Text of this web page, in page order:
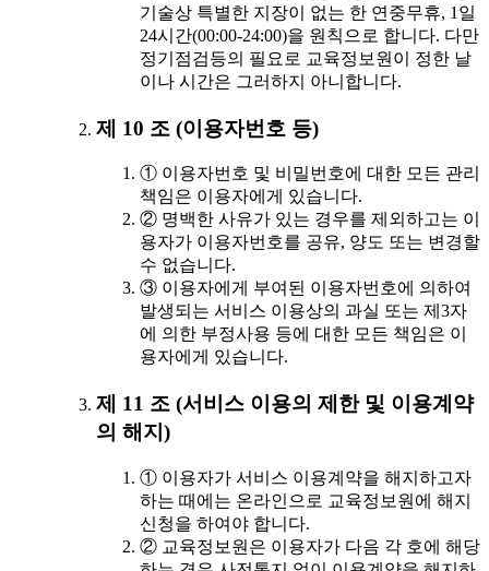
기술상 특별한 지장이 없는 한 연중무휴, 1일
24시간(00:00-24:00)을 원칙으로 합니다. 다만
정기점검등의 필요로 교육정보원이 정한 날
이나 시간은 그러하지 아니합니다.
제 10 조 (이용자번호 등)
① 이용자번호 및 비밀번호에 대한 모든 관리
책임은 이용자에게 있습니다.
② 명백한 사유가 있는 경우를 제외하고는 이
용자가 이용자번호를 공유, 양도 또는 변경할
수 없습니다.
③ 이용자에게 부여된 이용자번호에 의하여
발생되는 서비스 이용상의 과실 또는 제3자
에 의한 부정사용 등에 대한 모든 책임은 이
용자에게 있습니다.
제 11 조 (서비스 이용의 제한 및 이용계약
의 해지)
① 이용자가 서비스 이용계약을 해지하고자
하는 때에는 온라인으로 교육정보원에 해지
신청을 하여야 합니다.
② 교육정보원은 이용자가 다음 각 호에 해당